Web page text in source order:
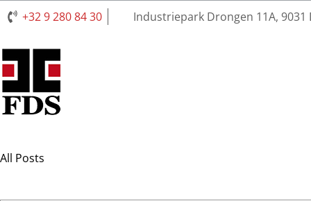
+32 9 280 84 30 Industriepark Drongen 11A, 9031
All Posts